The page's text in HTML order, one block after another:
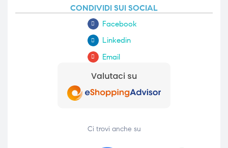
CONDIVIDI SUI SOCIAL
Facebook
Linkedin
Email
Ci trovi anche su